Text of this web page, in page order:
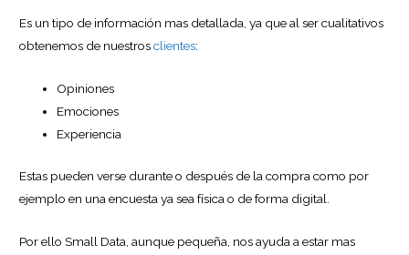
Es un tipo de información mas detallada, ya que al ser cualitativos
obtenemos de nuestrosclientes:
Opiniones
Emociones
Experiencia
Estas pueden verse durante o después de la compra como por
ejemplo en una encuesta ya sea física o de forma digital.
Por ello Small Data, aunque pequeña, nos ayuda a estar mas